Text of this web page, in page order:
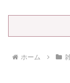
ホーム